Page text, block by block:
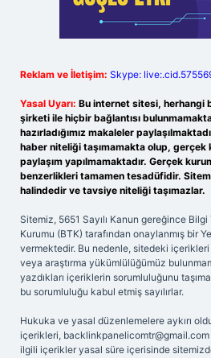
Reklam ve İletişim: Skype:
Yasal Uyarı: Bu internet sitesi, herhangi
şirketi ile hiçbir bağlantısı
hazırladığımız makaleler
haber niteliği taşımamakta olup, gerçek
paylaşım yapılmamaktadır. Gerçek
benzerlikleri tamamen tesadüfidir.
halindedir ve tavsiye niteliği taşımazlar.
Sitemiz, 5651 Sayılı Kanun gereğince
Kurumu (BTK) tarafından onaylanmış bir
vermektedir. Bu nedenle, sitedeki
veya araştırma yükümlülüğümüz
yazdıkları içeriklerin sorumluluğunu
bu sorumluluğu kabul etmiş sayılırlar.
Hukuka ve yasal düzenlemelere aykırı
içerikleri, backlinkpanelicomtr@gmail.com
ilgili içerikler yasal süre içerisinde